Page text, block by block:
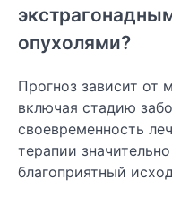
опухолями?
Прогноз зависит от
включая стадию
своевременность
терапии
благоприятный